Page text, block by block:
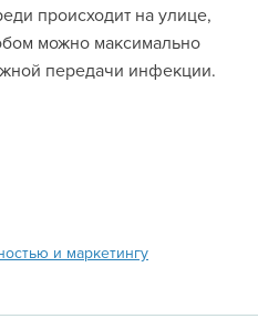
происходит на улице,
можно максимально
передачи инфекции.
и маркетингу